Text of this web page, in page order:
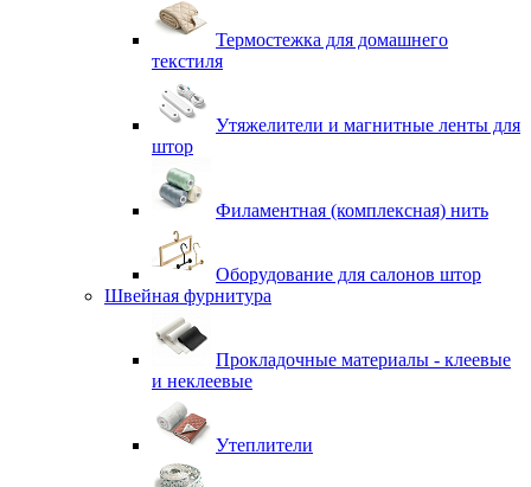
Термостежка для домашнего
текстиля
Утяжелители и магнитные ленты для
штор
Филаментная (комплексная) нить
Оборудование для салонов штор
Швейная фурнитура
Прокладочные материалы - клеевые
и неклеевые
Утеплители